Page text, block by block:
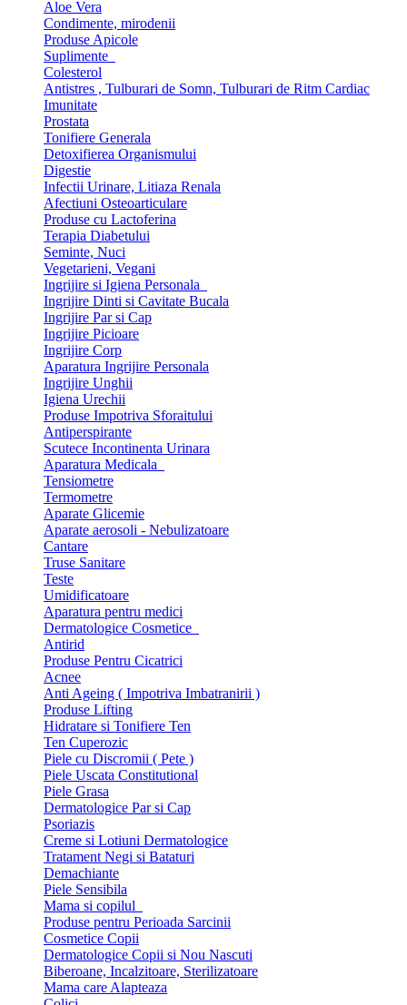
Aloe Vera
Condimente, mirodenii
Produse Apicole
Suplimente
Colesterol
Antistres , Tulburari de Somn, Tulburari de Ritm Cardiac
Imunitate
Prostata
Tonifiere Generala
Detoxifierea Organismului
Digestie
Infectii Urinare, Litiaza Renala
Afectiuni Osteoarticulare
Produse cu Lactoferina
Terapia Diabetului
Seminte, Nuci
Vegetarieni, Vegani
Ingrijire si Igiena Personala
Ingrijire Dinti si Cavitate Bucala
Ingrijire Par si Cap
Ingrijire Picioare
Ingrijire Corp
Aparatura Ingrijire Personala
Ingrijire Unghii
Igiena Urechii
Produse Impotriva Sforaitului
Antiperspirante
Scutece Incontinenta Urinara
Aparatura Medicala
Tensiometre
Termometre
Aparate Glicemie
Aparate aerosoli - Nebulizatoare
Cantare
Truse Sanitare
Teste
Umidificatoare
Aparatura pentru medici
Dermatologice Cosmetice
Antirid
Produse Pentru Cicatrici
Acnee
Anti Ageing ( Impotriva Imbatranirii )
Produse Lifting
Hidratare si Tonifiere Ten
Ten Cuperozic
Piele cu Discromii ( Pete )
Piele Uscata Constitutional
Piele Grasa
Dermatologice Par si Cap
Psoriazis
Creme si Lotiuni Dermatologice
Tratament Negi si Bataturi
Demachiante
Piele Sensibila
Mama si copilul
Produse pentru Perioada Sarcinii
Cosmetice Copii
Dermatologice Copii si Nou Nascuti
Biberoane, Incalzitoare, Sterilizatoare
Mama care Alapteaza